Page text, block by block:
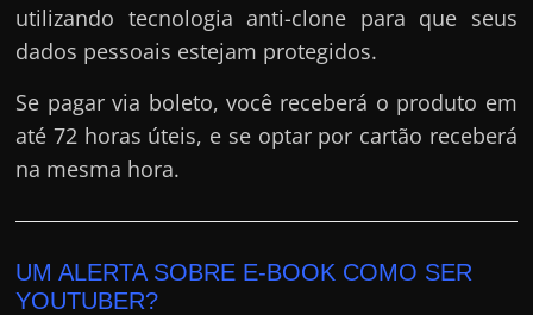
utilizando tecnologia anti-clone para que seus
dados pessoais estejam protegidos.
Se pagar via boleto, você receberá o produto em
até 72 horas úteis, e se optar por cartão receberá
na mesma hora.
UM ALERTA SOBRE E-BOOK COMO SER
YOUTUBER?